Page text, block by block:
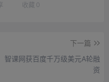
收藏 0
下一篇
智课网获百度千万级美元A轮融
资